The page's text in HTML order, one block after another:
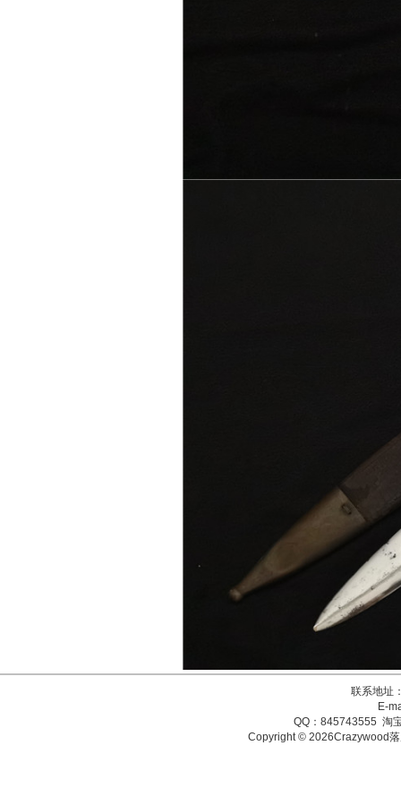
联系地址
E-
QQ：845743555 淘
Copyright © 2026Crazywood